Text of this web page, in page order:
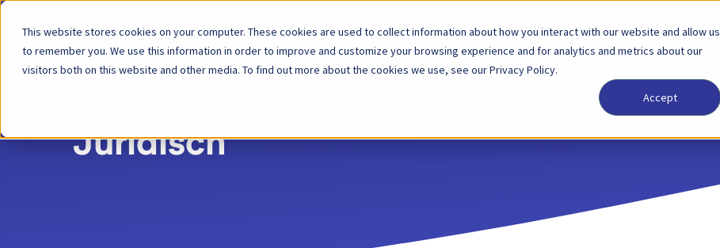
This website stores cookies on your computer. These cookies are used to collect information about how you interact with our website and allow us
to remember you. We use this information in order to improve and customize your browsing experience and for analytics and metrics about our
visitors both on this website and other media. To find out more about the cookies we use, see our Privacy Policy.
Accept
Platform Oplossingen Partner Prijzen Bedrijf
Juridisch